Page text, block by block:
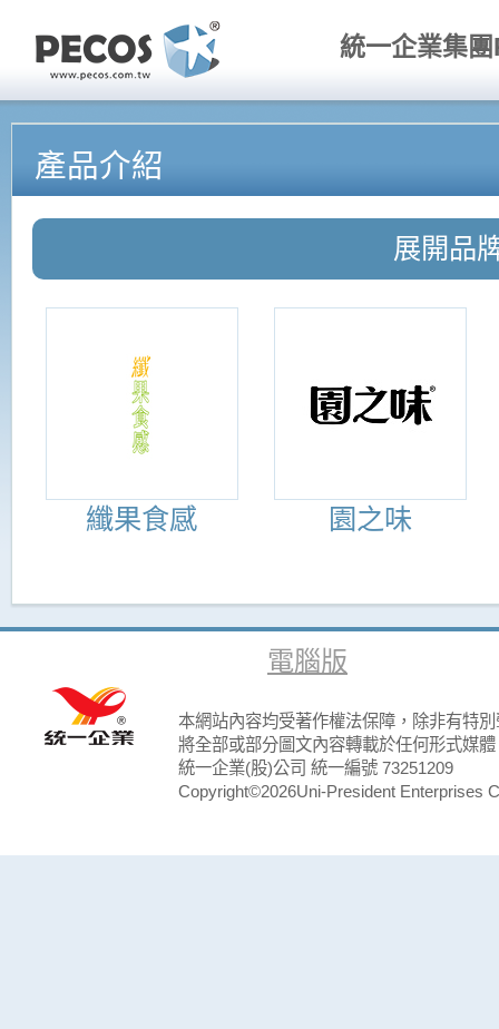
統一企業集
產品介紹
展開品
纖果食感 園之味
電腦版
本網站內容均受著作權法保障，除非有特
將全部或部分圖文內容轉載於任何形式媒體
統一企業(股)公司 統一編號 73251209
Copyright©2026Uni-President Enterprises